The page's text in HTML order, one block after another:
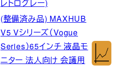
レトログレー)
(整備済み品) MAXHUB
V5 Vシリーズ（Vogue
Series）65インチ 液晶モ
ニター 法人向け 会議用